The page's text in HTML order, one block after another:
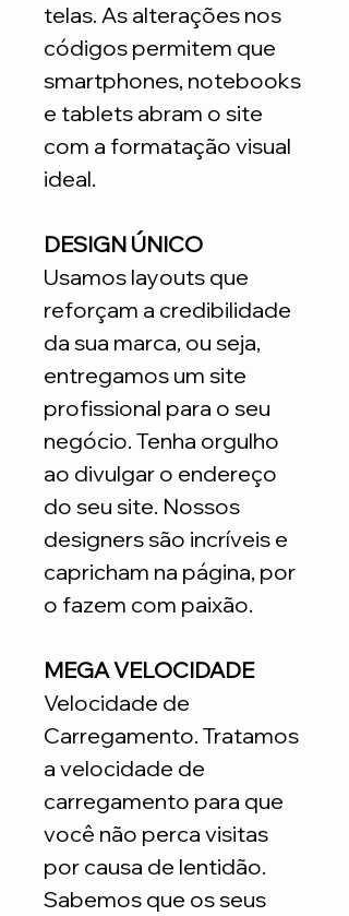
telas. As alterações nos
códigos permitem que
smartphones, notebooks
e tablets abram o site
com a formatação visual
ideal.
DESIGN ÚNICO
Usamos layouts que
reforçam a credibilidade
da sua marca, ou seja,
entregamos um site
profissional para o seu
negócio. Tenha orgulho
ao divulgar o endereço
do seu site. Nossos
designers são incríveis e
capricham na página, por
o fazem com paixão.
MEGA VELOCIDADE
Velocidade de
Carregamento. Tratamos
a velocidade de
carregamento para que
você não perca visitas
por causa de lentidão.
Sabemos que os seus